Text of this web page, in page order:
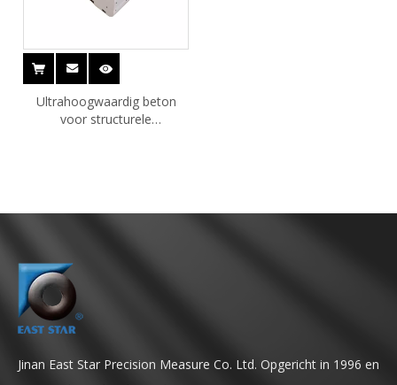
Ultrahoogwaardig beton
voor structurele
Jinan East Star Precision Measure Co. Ltd. Opgericht in 1996 en